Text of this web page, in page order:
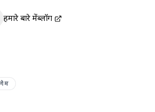
हमारे बारे मेंब्लॉग